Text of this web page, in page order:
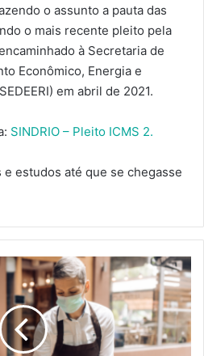
o assunto a pauta das
o mais recente pleito pela
à Secretaria de
Econômico, Energia e
em abril de 2021.
SINDRIO – Pleito ICMS 2.
estudos até que se chegasse